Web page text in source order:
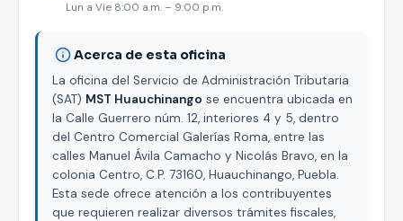
Lun a Vie 8:00 a.m. – 9:00 p.m.
Acerca de esta oficina
La oficina del Servicio de Administración Tributaria
(SAT) MST Huauchinango se encuentra ubicada en
la Calle Guerrero núm. 12, interiores 4 y 5, dentro
del Centro Comercial Galerías Roma, entre las
calles Manuel Ávila Camacho y Nicolás Bravo, en la
colonia Centro, C.P. 73160, Huauchinango, Puebla.
Esta sede ofrece atención a los contribuyentes
que requieren realizar diversos trámites fiscales,